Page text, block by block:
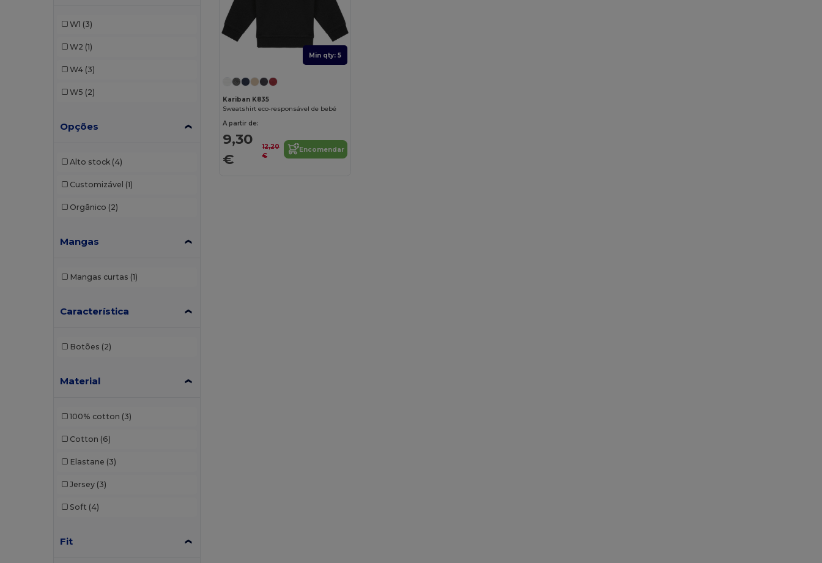
W1 (3)
W2 (1)
W4 (3)
W5 (2)
Opções
Alto stock (4)
Customizável (1)
Orgânico (2)
Mangas
Mangas curtas (1)
Característica
Botões (2)
Material
100% cotton (3)
Cotton (6)
Elastane (3)
Jersey (3)
Soft (4)
Fit
Min qty: 5
Kariban K835
Sweatshirt eco-responsável de bebé
A partir de:
9,30
€
12,20
€
Encomendar